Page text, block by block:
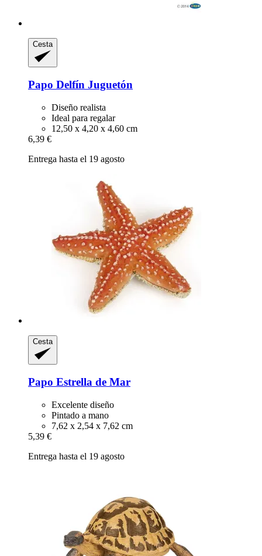
Cesta
Papo Delfín Juguetón
Diseño realista
Ideal para regalar
12,50 x 4,20 x 4,60 cm
6,39 €
Entrega hasta el 19 agosto
Cesta
Papo Estrella de Mar
Excelente diseño
Pintado a mano
7,62 x 2,54 x 7,62 cm
5,39 €
Entrega hasta el 19 agosto